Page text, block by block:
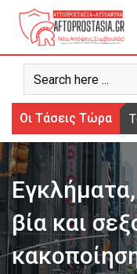
Ψάχνω
για...
Οι Τάσεις Τώρα
βία και